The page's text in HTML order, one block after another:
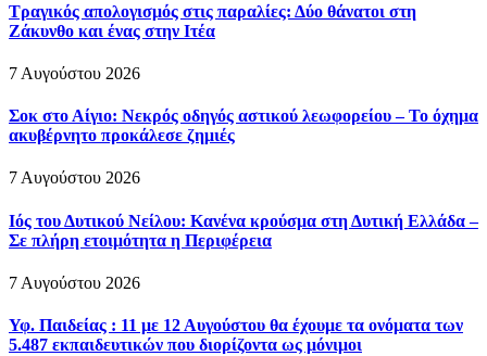
Τραγικός απολογισμός στις παραλίες: Δύο θάνατοι στη
Ζάκυνθο και ένας στην Ιτέα
7 Αυγούστου 2026
Σοκ στο Αίγιο: Νεκρός οδηγός αστικού λεωφορείου – Το όχημα
ακυβέρνητο προκάλεσε ζημιές
7 Αυγούστου 2026
Ιός του Δυτικού Νείλου: Κανένα κρούσμα στη Δυτική Ελλάδα –
Σε πλήρη ετοιμότητα η Περιφέρεια
7 Αυγούστου 2026
Υφ. Παιδείας : 11 με 12 Αυγούστου θα έχουμε τα ονόματα των
5.487 εκπαιδευτικών που διορίζοντα ως μόνιμοι